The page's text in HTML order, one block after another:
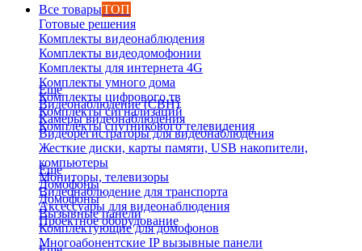
Все товарыТОП
Готовые решения
Комплекты видеонаблюдения
Комплекты видеодомофонии
Комплекты для интернета 4G
Комплекты умного дома
Комплекты цифрового тв
Комплекты сигнализаций
Комплекты спутникового телевидения
Еще
Видеонаблюдение (СВН)
Камеры видеонаблюдения
Видеорегистраторы для видеонаблюдения
Жесткие диски, карты памяти, USB накопители,
компьютеры
Мониторы, телевизоры
Видеонаблюдение для транспорта
Аксессуары для видеонаблюдения
Проектное оборудование
Еще
Домофоны
Домофоны
Вызывные панели
Комплектующие для домофонов
Многоабонентские IP вызывные панели